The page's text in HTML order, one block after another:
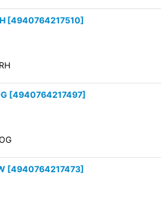
[4940764217510]
[4940764217497]
[4940764217473]